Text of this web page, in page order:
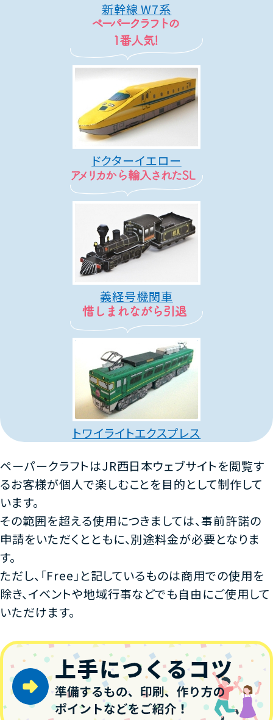
新幹線 W7系
ドクターイエロー
義経号機関車
トワイライトエクスプレス
ペーパークラフトはJR西日本ウェブサイトを閲覧す
るお客様が個人で楽しむことを目的として制作して
います。
その範囲を超える使用につきましては、事前許諾の
申請をいただくとともに、別途料金が必要となりま
す。
ただし、「Free」と記しているものは商用での使用を
除き、イベントや地域行事などでも自由にご使用して
いただけます。